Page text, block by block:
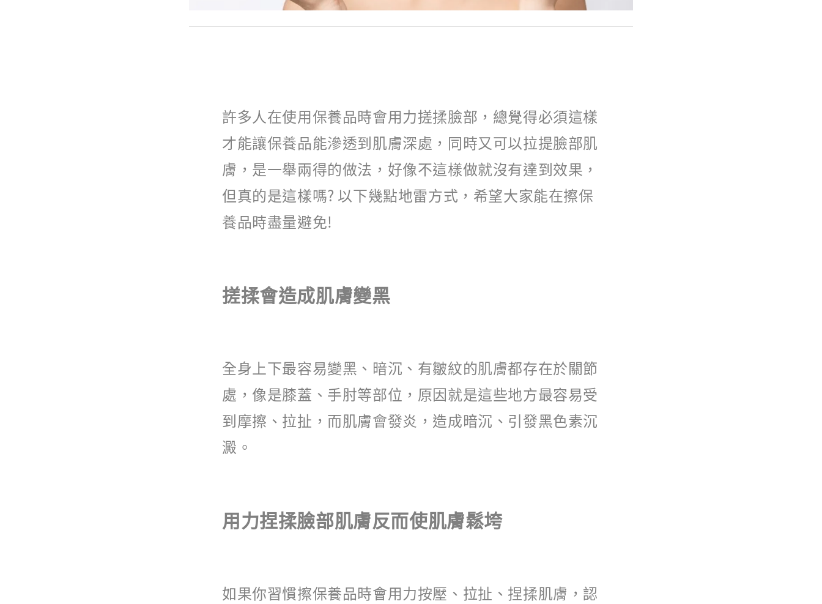
許多人在使用保養品時會用力搓揉臉部，總覺得必須這樣
才能讓保養品能滲透到肌膚深處，同時又可以拉提臉部肌
膚，是一舉兩得的做法，好像不這樣做就沒有達到效果，
但真的是這樣嗎? 以下幾點地雷方式，希望大家能在擦保
養品時盡量避免!
搓揉會造成肌膚變黑
全身上下最容易變黑、暗沉、有皺紋的肌膚都存在於關節
處，像是膝蓋、手肘等部位，原因就是這些地方最容易受
到摩擦、拉扯，而肌膚會發炎，造成暗沉、引發黑色素沉
澱。
用力捏揉臉部肌膚反而使肌膚鬆垮
如果你習慣擦保養品時會用力按壓、拉扯、捏揉肌膚，認